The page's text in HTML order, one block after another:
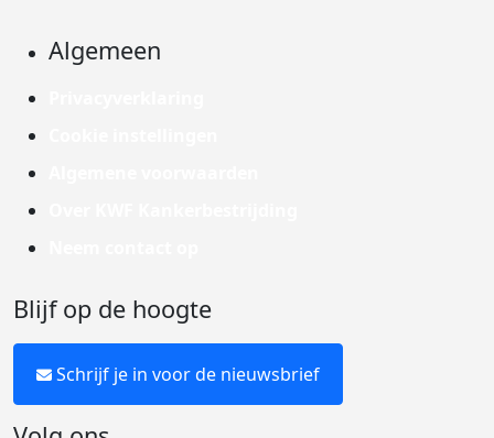
Algemeen
Blijf op de hoogte
Schrijf je in voor de nieuwsbrief